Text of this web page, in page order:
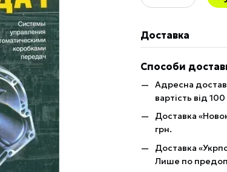
Доставка
Способи
Адресна
вартість від 100
Доставка
грн.
Доставка
Лише по